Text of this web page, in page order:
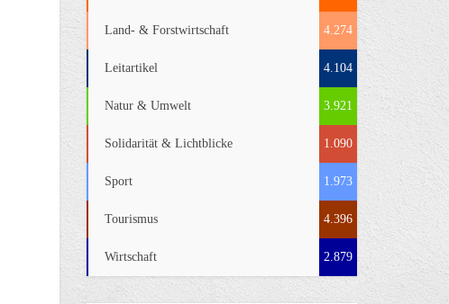
Land- & Forstwirtschaft 4.274
Leitartikel 4.104
Natur & Umwelt 3.921
Solidarität & Lichtblicke 1.090
Sport 1.973
Tourismus 4.396
Wirtschaft 2.879